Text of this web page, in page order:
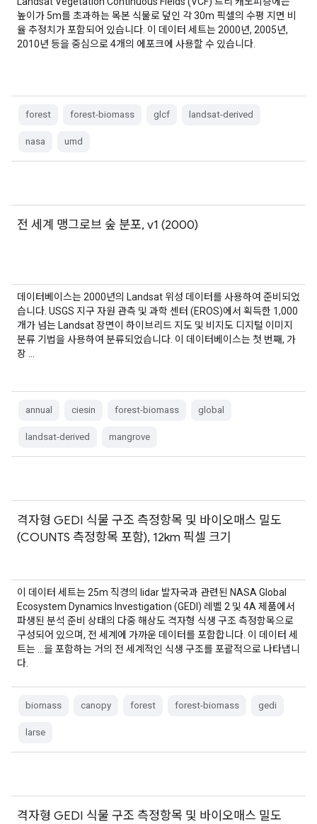
높이가 5m를 초과하는 목본 식물로 덮인 각 30m 픽셀의 수평 지면 비
율 추정치가 포함되어 있습니다. 이 데이터 세트는 2000년, 2005년,
2010년 등을 중심으로 4개의 에포크에 사용할 수 있습니다.
forest forest-biomass glcf landsat-derived
nasa umd
전 세계 맹그로브 숲 분포, v1 (2000)
데이터베이스는 2000년의 Landsat 위성 데이터를 사용하여 준비되었
습니다. USGS 지구 자원 관측 및 과학 센터 (EROS)에서 획득한 1,000
개가 넘는 Landsat 장면이 하이브리드 지도 및 비지도 디지털 이미지
분류 기법을 사용하여 분류되었습니다. 이 데이터베이스는 첫 번째, 가
장 …
annual ciesin forest-biomass global
landsat-derived mangrove
격자형 GEDI 식물 구조 측정항목 및 바이오매스 밀도
(COUNTS 측정항목 포함), 12km 픽셀 크기
이 데이터 세트는 25m 직경의 lidar 발자국과 관련된 NASA Global
Ecosystem Dynamics Investigation (GEDI) 레벨 2 및 4A 제품에서
파생된 분석 준비 상태의 다중 해상도 격자형 식생 구조 측정항목으로
구성되어 있으며, 전 세계에 가까운 데이터를 포함합니다. 이 데이터 세
트는 …을 포함하는 거의 전 세계적인 식생 구조를 포괄적으로 나타냅니
다.
biomass canopy forest forest-biomass gedi
larse
격자형 GEDI 식물 구조 측정항목 및 바이오매스 밀도